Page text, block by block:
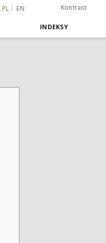
PL EN Kontrast
INDEKSY